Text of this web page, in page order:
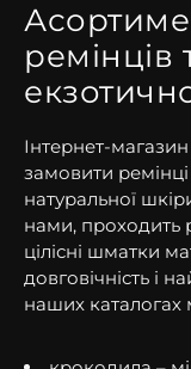
ремінців
Інтернет-
замовити
натуральної
нами, проходить
цілісні шматки
довговічність і
наших каталогах